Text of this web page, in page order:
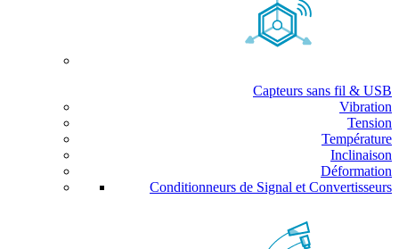
Capteurs sans fil & USB
Vibration
Tension
Température
Inclinaison
Déformation
Conditionneurs de Signal et Convertisseurs